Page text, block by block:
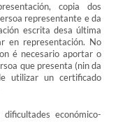
copia dos
representante e da
escrita desa última
en representación. No
é necesario aportar o
que presenta (nin da
utilizar un certificado
económico-